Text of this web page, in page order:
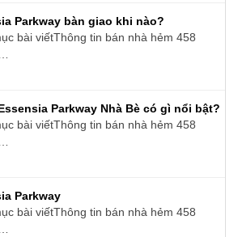
Parkway bàn giao khi nào?
bài viếtThông tin bán nhà hẻm 458
Parkway Nhà Bè có gì nổi bật?
bài viếtThông tin bán nhà hẻm 458
Parkway
bài viếtThông tin bán nhà hẻm 458